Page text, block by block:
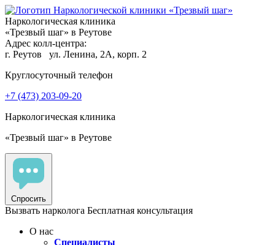
Наркологическая клиника
«Трезвый шаг» в Реутове
Адрес колл-центра:
г. Реутов
ул. Ленина, 2А, корп. 2
Круглосуточный телефон
+7 (473) 203-09-20
Наркологическая клиника
«Трезвый шаг» в Реутове
Спросить
Вызвать нарколога Бесплатная консультация
О нас
Специалисты